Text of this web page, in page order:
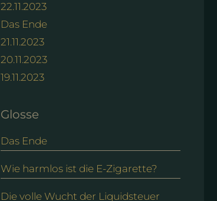
22.11.2023
Das Ende
21.11.2023
20.11.2023
19.11.2023
Glosse
Das Ende
Wie harmlos ist die E-Zigarette?
Die volle Wucht der Liquidsteuer